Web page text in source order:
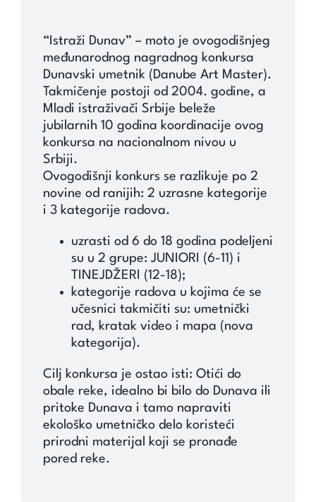
“Istraži Dunav” – moto je ovogodišnjeg
međunarodnog nagradnog konkursa
Dunavski umetnik (Danube Art Master).
Takmičenje postoji od 2004. godine, a
Mladi istraživači Srbije beleže
jubilarnih 10 godina koordinacije ovog
konkursa na nacionalnom nivou u
Srbiji.
Ovogodišnji konkurs se razlikuje po 2
novine od ranijih: 2 uzrasne kategorije
i 3 kategorije radova.
uzrasti od 6 do 18 godina podeljeni
su u 2 grupe: JUNIORI (6-11) i
TINEJDŽERI (12-18);
kategorije radova u kojima će se
učesnici takmičiti su: umetnički
rad, kratak video i mapa (nova
kategorija).
Cilj konkursa je ostao isti: Otići do
obale reke, idealno bi bilo do Dunava ili
pritoke Dunava i tamo napraviti
ekološko umetničko delo koristeći
prirodni materijal koji se pronađe
pored reke.